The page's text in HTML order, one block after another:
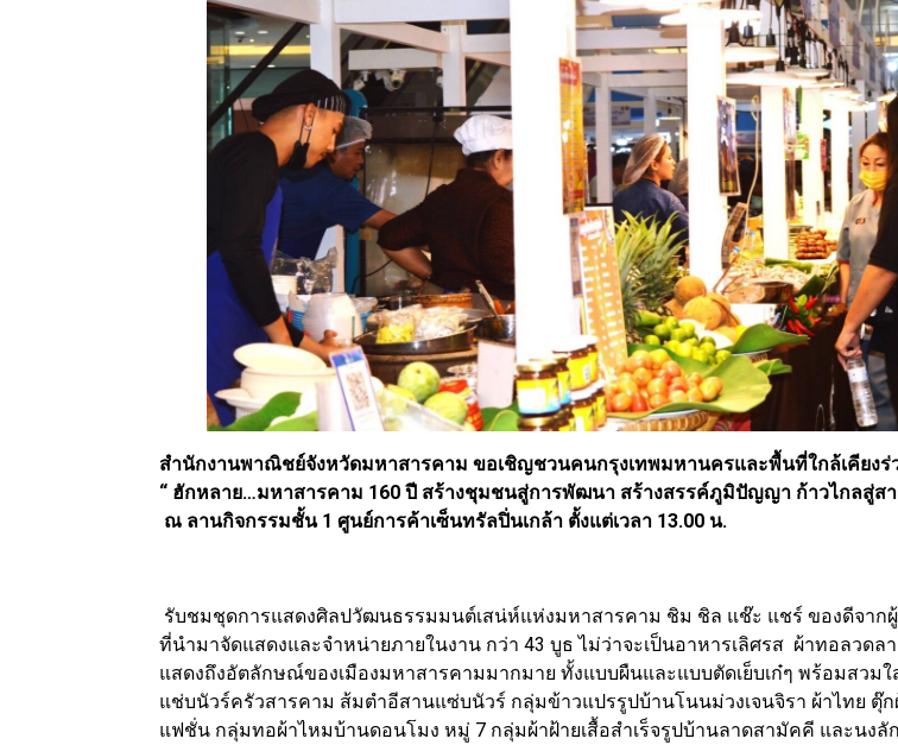
สำนักงานพาณิชย์จังหวัดมหาสารคาม ขอเชิญชวนคนกรุงเทพมหานครและพื้นที่ใกล้เคียงร่
“ ฮักหลาย…มหาสารคาม 160 ปี สร้างชุมชนสู่การพัฒนา สร้างสรรค์ภูมิปัญญา ก้าวไกลสู่สา
ณ ลานกิจกรรมชั้น 1 ศูนย์การค้าเซ็นทรัลปิ่นเกล้า ตั้งแต่เวลา 13.00 น.
รับชมชุดการแสดงศิลปวัฒนธรรมมนต์เสน่ห์แห่งมหาสารคาม ชิม ชิล แช๊ะ แชร์ ของดีจาก
ที่นำมาจัดแสดงและจำหน่ายภายในงาน กว่า 43 บูธ ไม่ว่าจะเป็นอาหารเลิศรส ผ้าทอลวดล
แสดงถึงอัตลักษณ์ของเมืองมหาสารคามมากมาย ทั้งแบบผืนและแบบตัดเย็บเก๋ๆ พร้อมสวม
แช่บนัวร์ครัวสารคาม ส้มตำอีสานแซ่บนัวร์ กลุ่มข้าวแปรรูปบ้านโนนม่วงเจนจิรา ผ้าไทย ตุ๊ก
แฟชั่น กลุ่มทอผ้าไหมบ้านดอนโมง หมู่ 7 กลุ่มผ้าฝ้ายเสื้อสำเร็จรูปบ้านลาดสามัคคี และนงลั